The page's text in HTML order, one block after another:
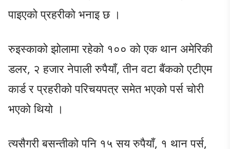
पाइएको प्रहरीको भनाइ छ ।
रुइस्काको झोलामा रहेको १०० को एक थान अमेरिकी
डलर, २ हजार नेपाली रुपैयाँ, तीन वटा बैंकको एटीएम
कार्ड र प्रहरीको परिचयपत्र समेत भएको पर्स चोरी
भएको थियो ।
त्यसैगरी बसन्तीको पनि १५ सय रुपैयाँ, १ थान पर्स,